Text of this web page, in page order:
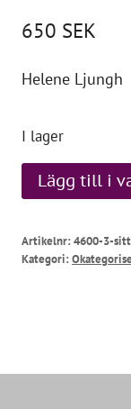
650 SEK
Helene Ljungh
I lager
Sittning
mängd
Lägg till i
Artikelnr:4600-3-
Kategori: